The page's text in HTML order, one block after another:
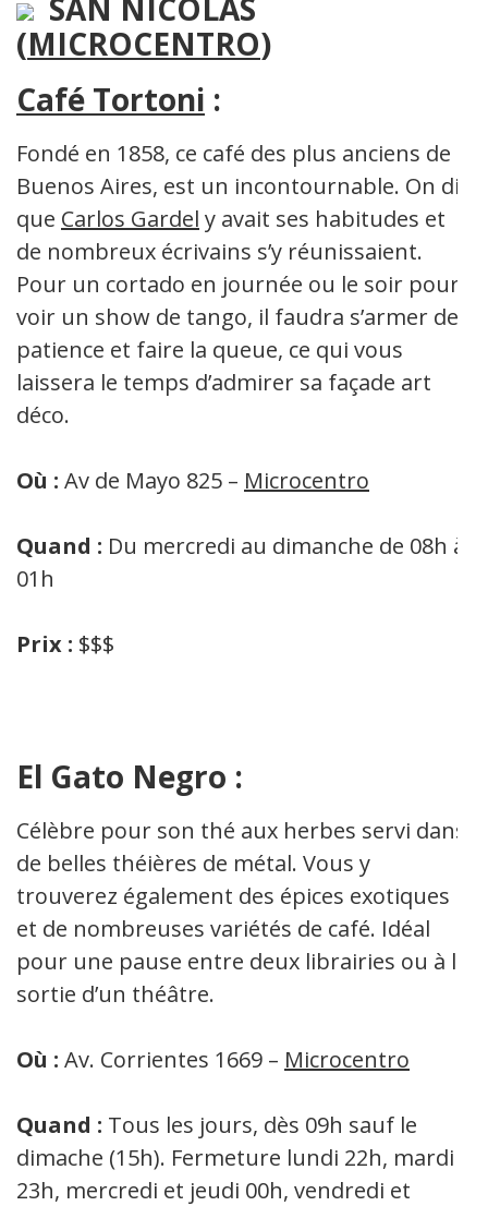
SAN NICOLAS
(MICROCENTRO)
Café Tortoni :
Fondé en 1858, ce café des plus anciens de
Buenos Aires, est un incontournable. On dit
que Carlos Gardel y avait ses habitudes et
de nombreux écrivains s’y réunissaient.
Pour un cortado en journée ou le soir pour
voir un show de tango, il faudra s’armer de
patience et faire la queue, ce qui vous
laissera le temps d’admirer sa façade art
déco.
Où : Av de Mayo 825 – Microcentro
Quand : Du mercredi au dimanche de 08h à
01h
Prix : $$$
El Gato Negro :
Célèbre pour son thé aux herbes servi dans
de belles théières de métal. Vous y
trouverez également des épices exotiques
et de nombreuses variétés de café. Idéal
pour une pause entre deux librairies ou à la
sortie d’un théâtre.
Où : Av. Corrientes 1669 – Microcentro
Quand : Tous les jours, dès 09h sauf le
dimache (15h). Fermeture lundi 22h, mardi
23h, mercredi et jeudi 00h, vendredi et